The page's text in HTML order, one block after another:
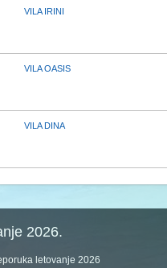
VILA IRINI
VILA OASIS
VILA DINA
2026.
letovanje 2026